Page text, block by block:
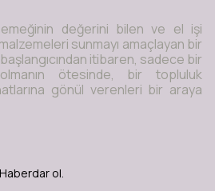
değerini bilen ve el işi
sunmayı amaçlayan bir
itibaren, sadece bir
ötesinde, bir topluluk
gönül verenleri bir araya
ol.